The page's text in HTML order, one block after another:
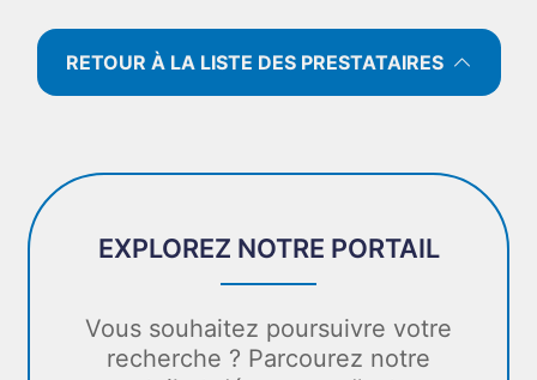
RETOUR À LA LISTE DES PRESTATAIRES
EXPLOREZ NOTRE PORTAIL
Vous souhaitez poursuivre votre
recherche ? Parcourez notre